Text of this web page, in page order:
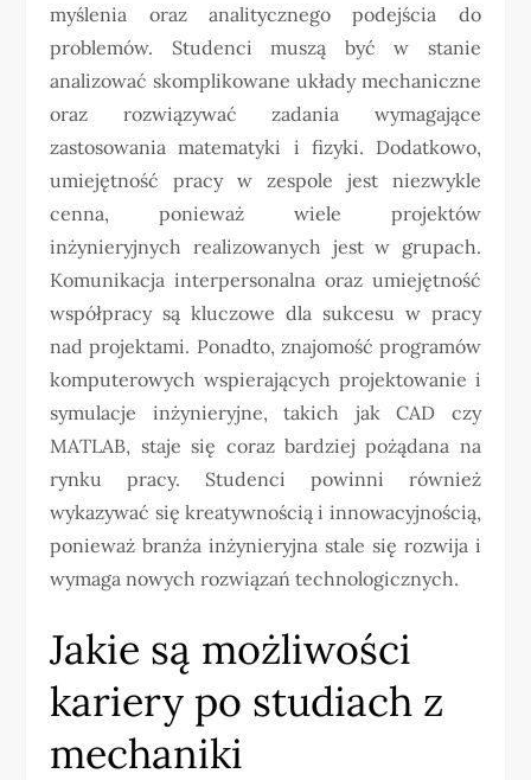
myślenia oraz analitycznego podejścia do
problemów. Studenci muszą być w stanie
analizować skomplikowane układy mechaniczne
oraz rozwiązywać zadania wymagające
zastosowania matematyki i fizyki. Dodatkowo,
umiejętność pracy w zespole jest niezwykle
cenna, ponieważ wiele projektów
inżynieryjnych realizowanych jest w grupach.
Komunikacja interpersonalna oraz umiejętność
współpracy są kluczowe dla sukcesu w pracy
nad projektami. Ponadto, znajomość programów
komputerowych wspierających projektowanie i
symulacje inżynieryjne, takich jak CAD czy
MATLAB, staje się coraz bardziej pożądana na
rynku pracy. Studenci powinni również
wykazywać się kreatywnością i innowacyjnością,
ponieważ branża inżynieryjna stale się rozwija i
wymaga nowych rozwiązań technologicznych.
Jakie są możliwości
kariery po studiach z
mechaniki